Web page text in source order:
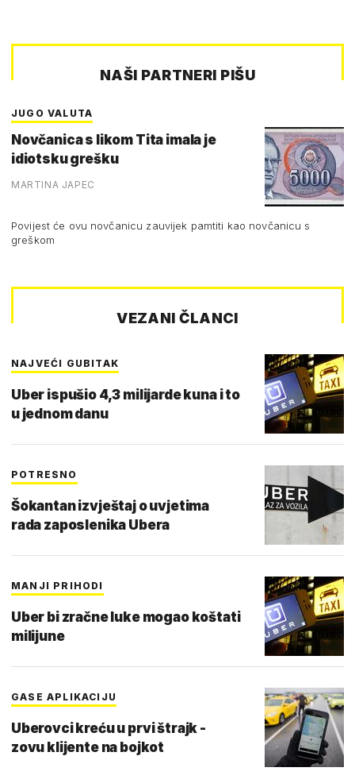
NAŠI PARTNERI PIŠU
JUGO VALUTA
Novčanica s likom Tita imala je
idiotsku grešku
MARTINA JAPEC
Povijest će ovu novčanicu zauvijek pamtiti kao novčanicu s
greškom
VEZANI ČLANCI
NAJVEĆI GUBITAK
Uber ispušio 4,3 milijarde kuna i to
u jednom danu
POTRESNO
Šokantan izvještaj o uvjetima
rada zaposlenika Ubera
MANJI PRIHODI
Uber bi zračne luke mogao koštati
milijune
GASE APLIKACIJU
Uberovci kreću u prvi štrajk -
zovu klijente na bojkot